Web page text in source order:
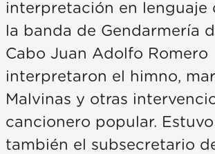
interpretación en lenguaje
la banda de Gendarmería
Cabo Juan Adolfo Romero
interpretaron el himno,
Malvinas y otras
cancionero popular.
también el subsecretario